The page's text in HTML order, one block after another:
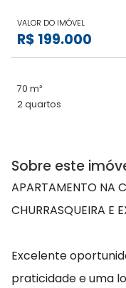
VALOR DO IMÓVEL
R$ 199.000
70 m²
2 quartos
Sobre este
APARTAMENTO NA
CHURRASQUEIRA E
Excelente
praticidade e uma